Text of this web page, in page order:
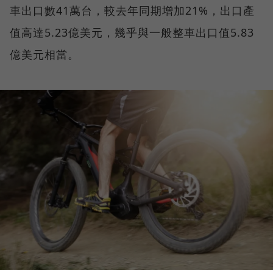
車出口數41萬台，較去年同期增加21%，出口產
值高達5.23億美元，幾乎與一般整車出口值5.83
億美元相當。